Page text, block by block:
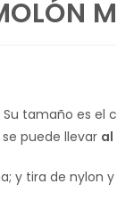
Su tamaño es el
se puede llevar al
y tira de nylon y